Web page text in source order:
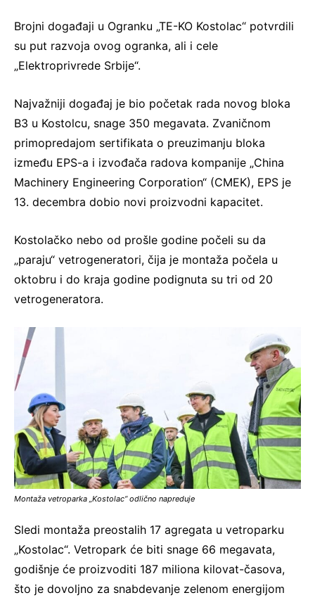
Brojni događaji u Ogranku „TE-KO Kostolac“ potvrdili
su put razvoja ovog ogranka, ali i cele
„Elektroprivrede Srbije“.
Najvažniji događaj je bio početak rada novog bloka
B3 u Kostolcu, snage 350 megavata. Zvaničnom
primopredajom sertifikata o preuzimanju bloka
između EPS-a i izvođača radova kompanije „China
Machinery Engineering Corporation“ (CMEK), EPS je
13. decembra dobio novi proizvodni kapacitet.
Kostolačko nebo od prošle godine počeli su da
„paraju“ vetrogeneratori, čija je montaža počela u
oktobru i do kraja godine podignuta su tri od 20
vetrogeneratora.
Montaža vetroparka „Kostolac“ odlično napreduje
Sledi montaža preostalih 17 agregata u vetroparku
„Kostolac“. Vetropark će biti snage 66 megavata,
godišnje će proizvoditi 187 miliona kilovat-časova,
što je dovoljno za snabdevanje zelenom energijom